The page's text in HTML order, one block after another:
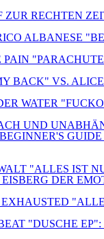
RECHTEN
ALBANESE
BACK" VS.
WATER
UND
"ALLES IST
DER
"DUSCHE